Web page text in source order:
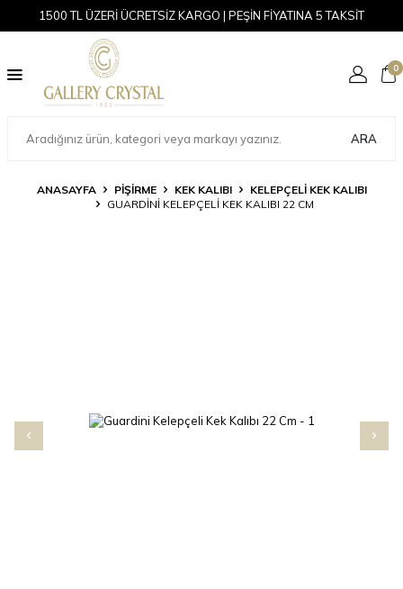
1500 TL ÜZERİ ÜCRETSİZ KARGO | PEŞİN FİYATINA 5 TAKSİT
ARA
0
ANASAYFA PİŞİRME KEK KALIBI
KELEPÇELI KEK KALIBI
GUARDINI KELEPÇELI KEK KALIBI 22 CM